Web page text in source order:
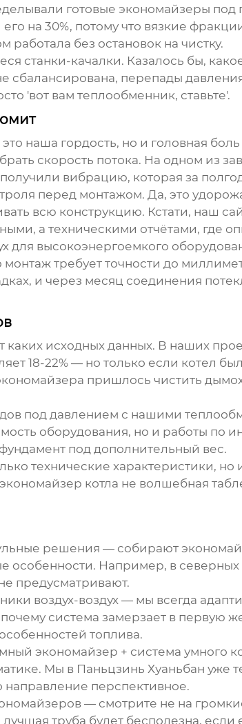
готовые экономайзеры
на 30%, потому что вязкие
работала без остановок на чистку.
станки-качалки. Казалось бы,
перепады
'вот вам теплообменник, ставьте'.
наша гордость, но и головная
скорость потока. На одном из
вибрацию, которая за
перед монтажом. Да, это
всю конструкцию. Кстати, наш
а техническими отчётами, где
высокоэнергоемкого
требует точности до
и через месяц соединения
каких исходных данных. В наших
18-22% — но только если котел
пришлось чистить
под давлением с нашими
оборудования, но и работы по
под дополнительный вес.
технические характеристики, но
экономайзер котла не волшебная
решения — собирают
особенности. Например, в
предусматривают.
воздух-воздух — мы всегда
система замерзает в первую
топлива.
экономайзер + система умного
Мы в Паньцзинь Хуаньбан уже
направление перспективное.
— смотрите не на
труба будет бесполезна,